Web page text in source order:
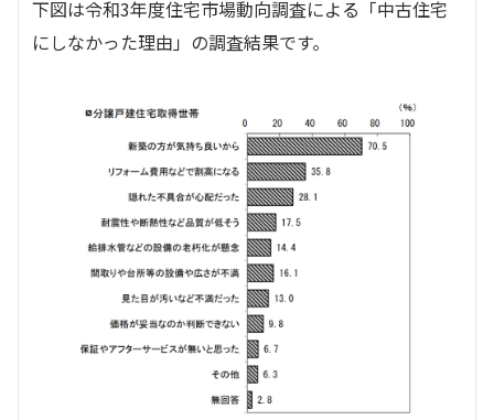
下図は令和3年度住宅市場動向調査による「中古住宅
にしなかった理由」の調査結果です。